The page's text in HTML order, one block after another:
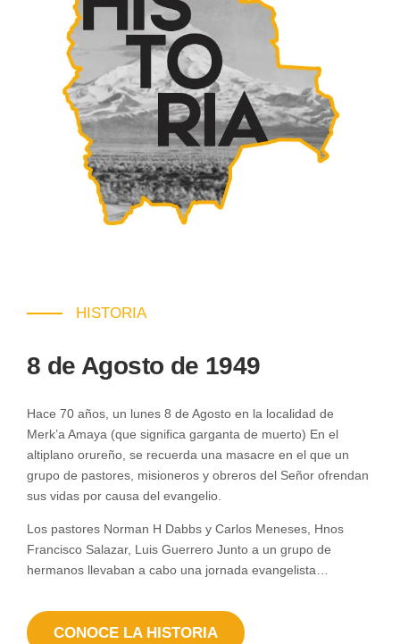
HISTORIA
8 de Agosto de 1949
Hace 70 años, un lunes 8 de Agosto en la localidad de
Merk’a Amaya (que significa garganta de muerto) En el
altiplano orureño, se recuerda una masacre en el que un
grupo de pastores, misioneros y obreros del Señor ofrendan
sus vidas por causa del evangelio.
Los pastores Norman H Dabbs y Carlos Meneses, Hnos
Francisco Salazar, Luis Guerrero Junto a un grupo de
hermanos llevaban a cabo una jornada evangelista…
CONOCE LA HISTORIA